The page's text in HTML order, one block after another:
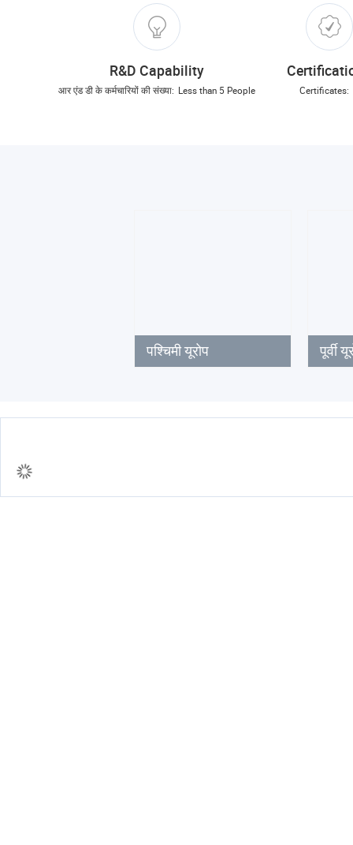
R&D Capability
आर एंड डी के कर्मचारियों की संख्या: Less than 5 People Certificates:
पश्चिमी यूरोप पूर्वी